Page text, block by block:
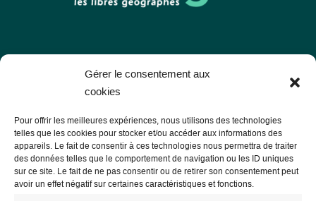
Gérer le consentement aux
cookies
Pour offrir les meilleures expériences, nous utilisons des technologies
telles que les cookies pour stocker et/ou accéder aux informations des
appareils. Le fait de consentir à ces technologies nous permettra de traiter
des données telles que le comportement de navigation ou les ID uniques
sur ce site. Le fait de ne pas consentir ou de retirer son consentement peut
avoir un effet négatif sur certaines caractéristiques et fonctions.
Les Libres Géographes
56000 Vannes
— Nous contacter